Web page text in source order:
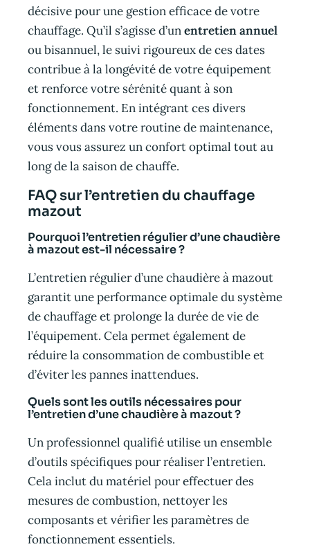
décisive pour une gestion efficace de votre
chauffage. Qu’il s’agisse d’unentretien annuel
ou bisannuel, le suivi rigoureux de ces dates
contribue à la longévité de votre équipement
et renforce votre sérénité quant à son
fonctionnement. En intégrant ces divers
éléments dans votre routine de maintenance,
vous vous assurez un confort optimal tout au
long de la saison de chauffe.
FAQ sur l’entretien du chauffage
mazout
Pourquoi l’entretien régulier d’une chaudière
à mazout est-il nécessaire ?
L’entretien régulier d’une chaudière à mazout
garantit une performance optimale du système
de chauffage et prolonge la durée de vie de
l’équipement. Cela permet également de
réduire la consommation de combustible et
d’éviter les pannes inattendues.
Quels sont les outils nécessaires pour
l’entretien d’une chaudière à mazout ?
Un professionnel qualifié utilise un ensemble
d’outils spécifiques pour réaliser l’entretien.
Cela inclut du matériel pour effectuer des
mesures de combustion, nettoyer les
composants et vérifier les paramètres de
fonctionnement essentiels.